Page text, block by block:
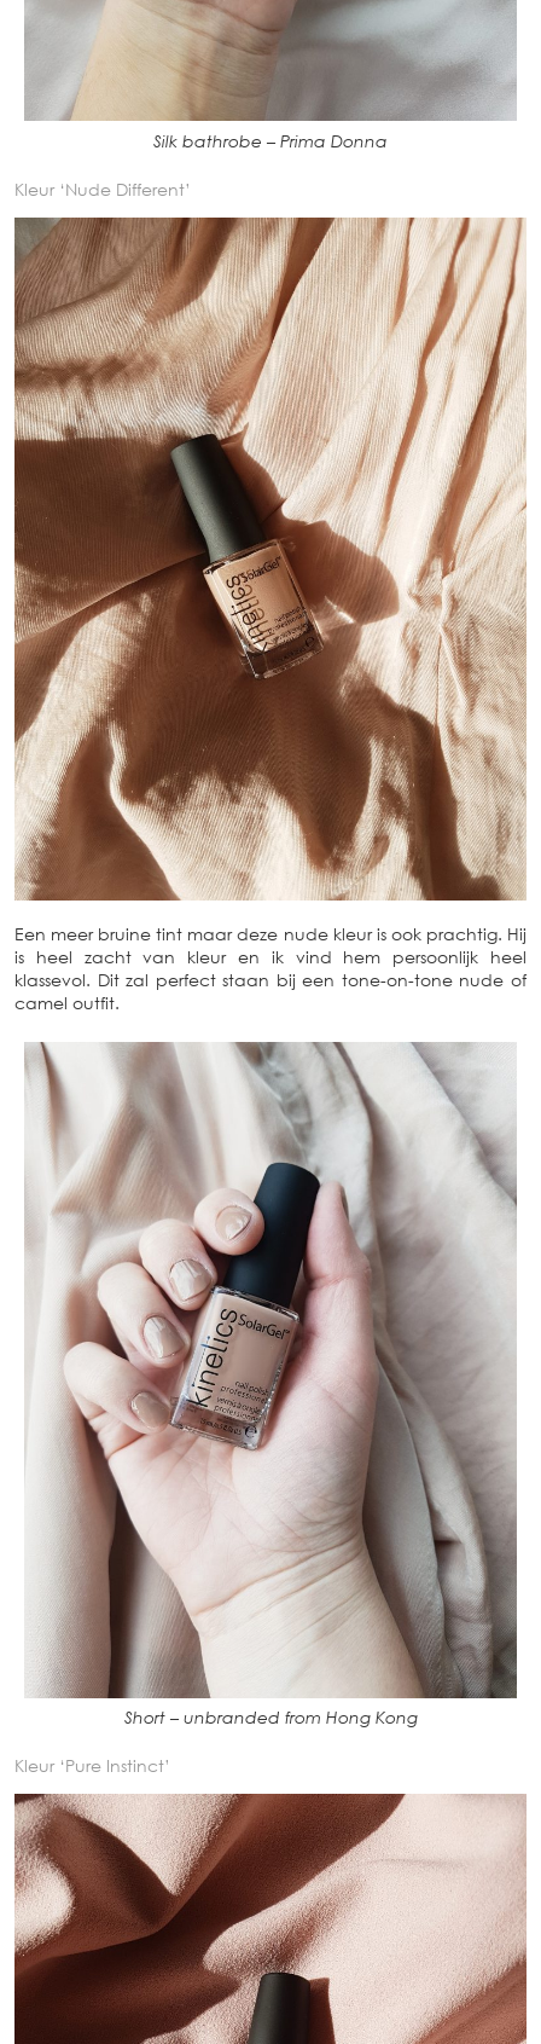
Silk bathrobe – Prima Donna
Kleur ‘Nude Different’
Een meer bruine tint maar deze nude kleur is ook prachtig. Hij
is heel zacht van kleur en ik vind hem persoonlijk heel
klassevol. Dit zal perfect staan bij een tone-on-tone nude of
camel outfit.
Short – unbranded from Hong Kong
Kleur ‘Pure Instinct’